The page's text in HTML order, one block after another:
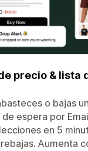
precio & lista
o bajas
espera por
en 5
Aumenta